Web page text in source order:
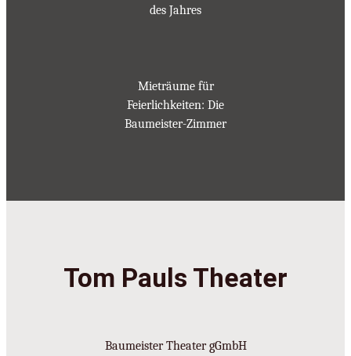
des Jahres
Mieträume für
Feierlichkeiten: Die
Baumeister-Zimmer
Tom Pauls Theater
Baumeister Theater gGmbH